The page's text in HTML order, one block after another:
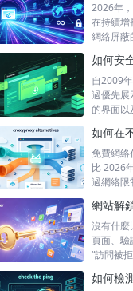
2026年
在持續增
網絡屏蔽
自2009
過優先展
的界面
免費網絡
比 2026
過網絡限
沒有什麼
頁面、
“訪問被